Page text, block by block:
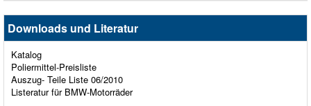
Downloads und Literatur
Katalog
Poliermittel-Preisliste
Auszug- Teile Liste 06/2010
Listeratur für BMW-Motorräder